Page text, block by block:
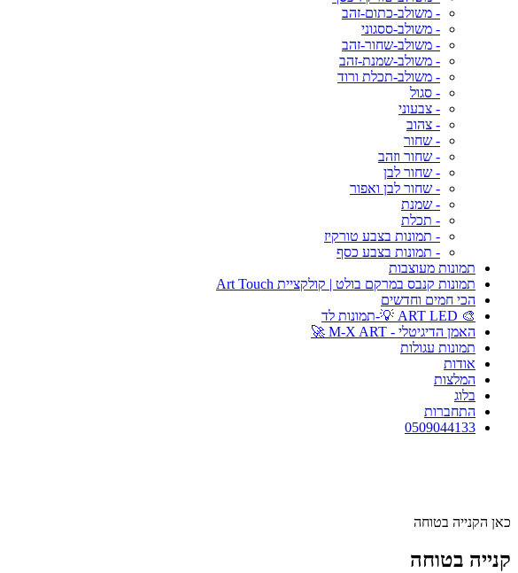
- משולב-כתום-זהב
- משולב-ססגוני
- משולב-שחור-זהב
- משולב-שמנת-זהב
- משולב-תכלת ורוד
- סגול
- צבעוני
- צהוב
- שחור
- שחור וזהב
- שחור לבן
- שחור לבן ואפור
- שמנת
- תכלת
- תמונות בצבע טורקיז
- תמונות בצבע כסף
תמונות מעוצבות
תמונות קנבס במרקם בולט | קולקציית Art Touch
הכי חמים וחדשים
🎨 ART LED 💡-תמונות לד
האמן הדיגיטלי - M-X ART 🚀
תמונות עגולות
אודות
המלצות
בלוג
התחברות
0509044133
כאן הקנייה בטוחה
קנייה בטוחה